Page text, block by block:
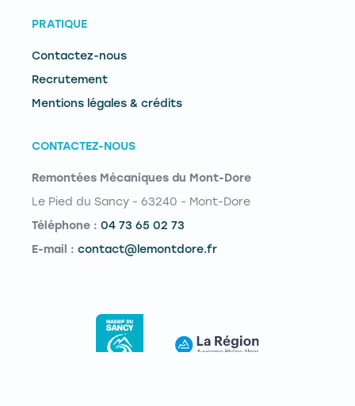
PRATIQUE
Contactez-nous
Recrutement
Mentions légales & crédits
CONTACTEZ-NOUS
Remontées Mécaniques du Mont-Dore
Le Pied du Sancy - 63240 - Mont-Dore
Téléphone : 04 73 65 02 73
E-mail : contact@lemontdore.fr